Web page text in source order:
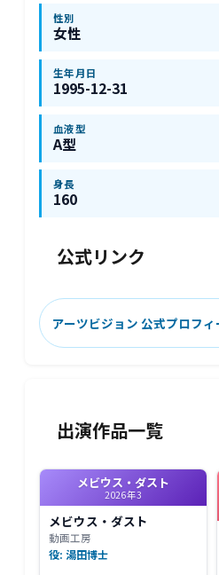
性別
女性
生年月日
1995-12-31
血液型
A型
身長
160
公式リンク
アーツビジョン 公式プロフィ
出演作品一覧
メビウス・ダスト
2026年3
メビウス・ダスト
動画工房
役: 湯田博士